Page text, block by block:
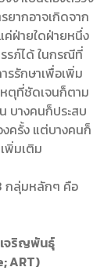
ยากอาจเกิดจาก
ค่ฝ่ายใดฝ่ายหนึ่ง
รภ์ได้ ในกรณีที่
รรักษาเพื่อเพิ่ม
หตุที่ชัดเจนก็ตาม
บางคนก็ประสบ
งครั้ง แต่บางคนก็
พิ่มเติม
กลุ่มหลักๆ คือ
เจริญพันธุ์
ART)